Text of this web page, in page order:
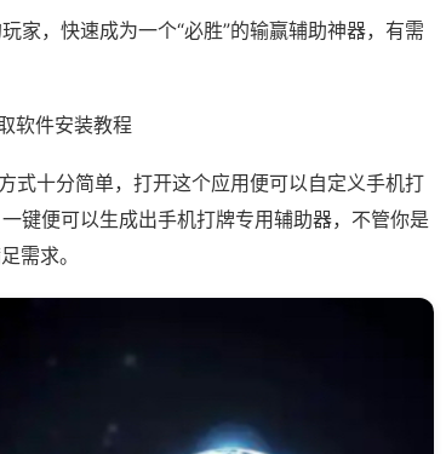
家，快速成为一个“必胜”的输赢辅助神器，有需
软件安装教程
式十分简单，打开这个应用便可以自定义手机打
键便可以生成出手机打牌专用辅助器，不管你是
需求。